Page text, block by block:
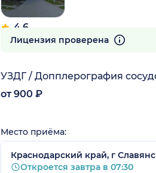
4.6
15 отзывов
Лицензия проверена
УЗДГ / Допплерография
от 900 ₽
Место приёма:
Краснодарский край, г
Откроется завтра в 07:30